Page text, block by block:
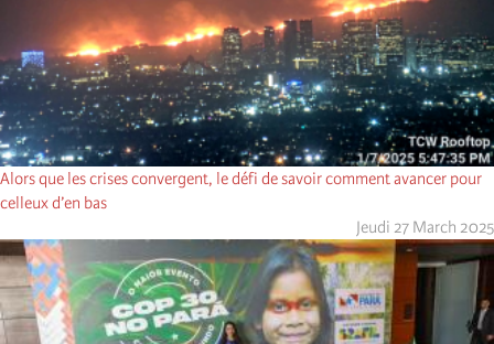
Alors que les crises convergent, le défi de savoir comment avancer pour
celleux d’en bas
Jeudi 27 March 2025